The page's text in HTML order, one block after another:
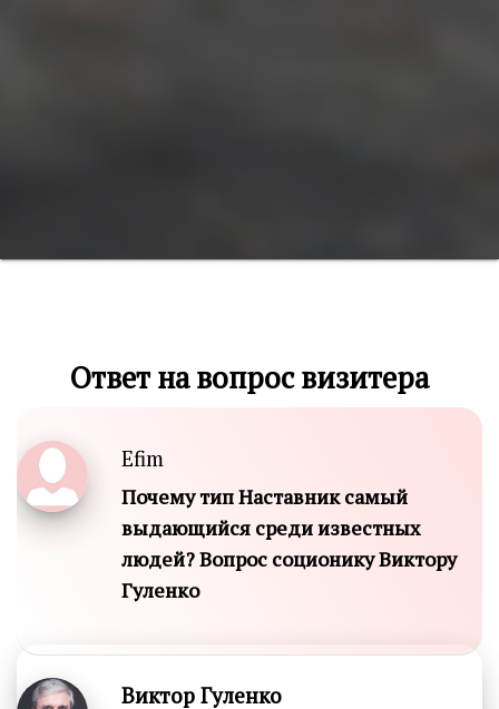
Ответ на вопрос визитера
Efim
Почему тип Наставник самый
выдающийся среди известных
людей? Вопрос соционику Виктору
Гуленко
Виктор Гуленко